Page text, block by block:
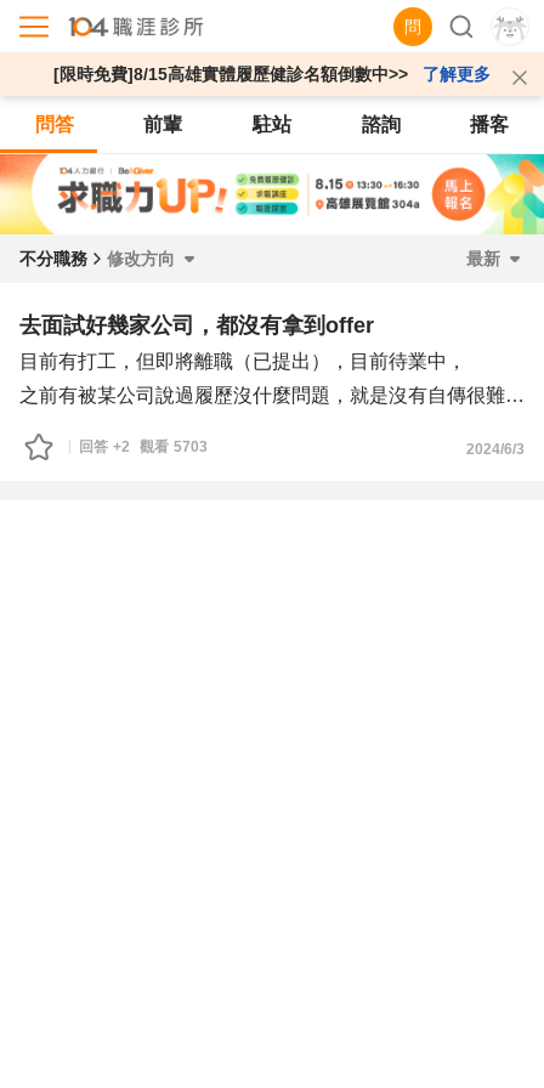
問
[限時免費]8/15高雄實體履歷健診名額倒數中>> 了解更多
問答 前輩 駐站 諮詢 播客
不分職務 修改方向 最新
去面試好幾家公司，都沒有拿到offer
目前有打工，但即將離職（已提出），目前待業中，
之前有被某公司說過履歷沒什麼問題，就是沒有自傳很難讓
公司更了解，因為我的想法其實算豐富，但實際經驗可能不
多，若寫入自傳該如何寫？
回答 +2 觀看 5703 2024/6/3